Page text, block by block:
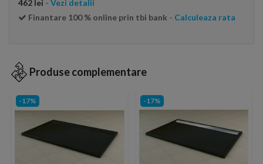
462 lei - Vezi detalii
Finantare 100 % online prin tbi bank - Calculeaza rata
Produse complementare
-17% -17%